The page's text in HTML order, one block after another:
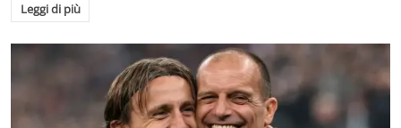
Leggi di più